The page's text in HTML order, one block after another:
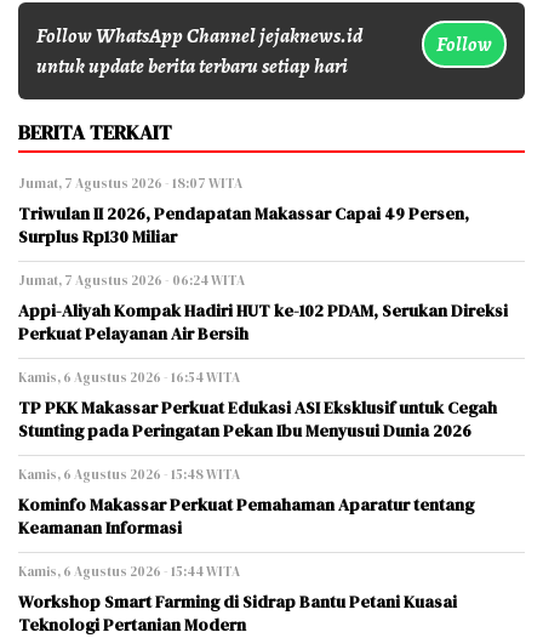
Follow WhatsApp Channel jejaknews.id
untuk update berita terbaru setiap hari
Follow
BERITA TERKAIT
Jumat, 7 Agustus 2026 - 18:07 WITA
Triwulan II 2026, Pendapatan Makassar Capai 49 Persen,
Surplus Rp130 Miliar
Jumat, 7 Agustus 2026 - 06:24 WITA
Appi-Aliyah Kompak Hadiri HUT ke-102 PDAM, Serukan Direksi
Perkuat Pelayanan Air Bersih
Kamis, 6 Agustus 2026 - 16:54 WITA
TP PKK Makassar Perkuat Edukasi ASI Eksklusif untuk Cegah
Stunting pada Peringatan Pekan Ibu Menyusui Dunia 2026
Kamis, 6 Agustus 2026 - 15:48 WITA
Kominfo Makassar Perkuat Pemahaman Aparatur tentang
Keamanan Informasi
Kamis, 6 Agustus 2026 - 15:44 WITA
Workshop Smart Farming di Sidrap Bantu Petani Kuasai
Teknologi Pertanian Modern